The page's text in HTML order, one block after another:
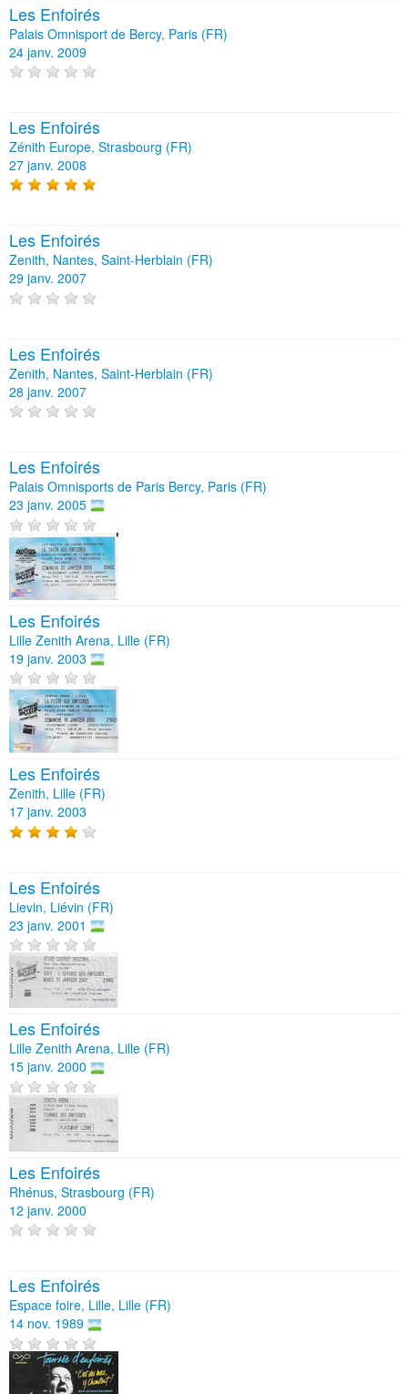
Les Enfoirés
Palais Omnisport de Bercy, Paris (FR)
24 janv. 2009
Les Enfoirés
Zénith Europe, Strasbourg (FR)
27 janv. 2008
Les Enfoirés
Zenith, Nantes, Saint-Herblain (FR)
29 janv. 2007
Les Enfoirés
Zenith, Nantes, Saint-Herblain (FR)
28 janv. 2007
Les Enfoirés
Palais Omnisports de Paris Bercy, Paris (FR)
23 janv. 2005
Les Enfoirés
Lille Zenith Arena, Lille (FR)
19 janv. 2003
Les Enfoirés
Zenith, Lille (FR)
17 janv. 2003
Les Enfoirés
Lievin, Liévin (FR)
23 janv. 2001
Les Enfoirés
Lille Zenith Arena, Lille (FR)
15 janv. 2000
Les Enfoirés
Rhénus, Strasbourg (FR)
12 janv. 2000
Les Enfoirés
Espace foire, Lille, Lille (FR)
14 nov. 1989